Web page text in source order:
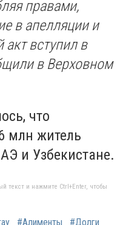
правами,
в апелляции и
акт вступил в
в Верховном
что
млн житель
и Узбекистане.
текст и нажмите Ctrl+Enter, чтобы
#Алименты
#Долги